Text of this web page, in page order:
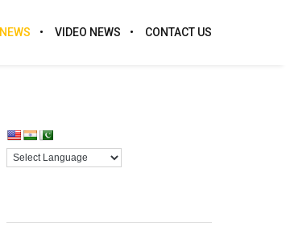
NEWS VIDEO NEWS CONTACT US